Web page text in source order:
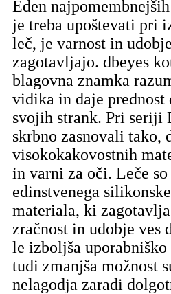
Eden
je treba upoštevati pri
leč, je varnost in
zagotavljajo. dbeyes
blagovna znamka
vidika in daje prednost
svojih strank. Pri seriji
skrbno zasnovali tako,
visokokakovostnih
in varni za oči. Leče
edinstvenega
materiala, ki
zračnost in udobje ves
le izboljša
tudi zmanjša možnost
nelagodja zaradi